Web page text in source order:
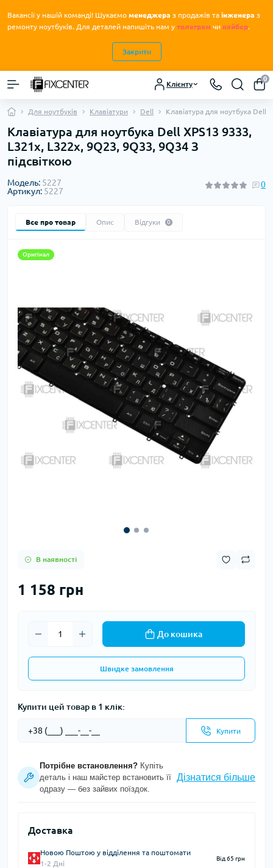
Вакансії у нашій команді! Шукаємо менеджера з продажів та інженера з
ремонту ноутбуків. Для деталей напишіть нам у телеграм чи вайбер.
Закрити
Клієнту
0
Для ноутбуків Клавіатури Dell Клавіатура для ноутбука Dell
Клавіатура для ноутбука Dell XPS13 9333,
L321x, L322x, 9Q23, 9Q33, 9Q34 З
підсвіткою
Модель: 5227
Артикул: 5227
0
Все про товар Опис Відгуки 0
Оригінал
В наявності
1 158 грн
До кошика
Швидке замовлення
Купити цей товар в 1 клік:
Купити
Потрібне встановлення? Купіть
деталь і наш майстер встановить її
одразу — без зайвих поїздок.
Дізнатися більше
Доставка
Новою Поштою у відділення та поштомати
1-2 Дні
Від 65 грн